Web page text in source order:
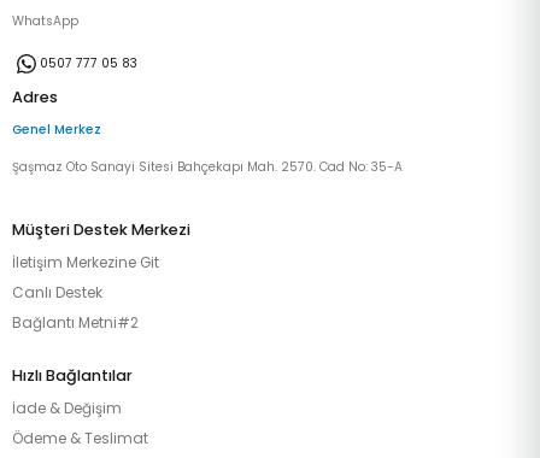
WhatsApp
0507 777 05 83
Adres
Genel Merkez
Şaşmaz Oto Sanayi Sitesi Bahçekapı Mah. 2570. Cad No: 35-A
Müşteri Destek Merkezi
İletişim Merkezine Git
Canlı Destek
Bağlantı Metni#2
Hızlı Bağlantılar
İade & Değişim
Ödeme & Teslimat